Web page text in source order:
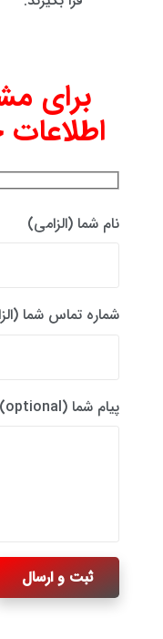
برای
اطلاعات
نام شما (الزامی)
شماره تماس شما
پیام شما (optional)